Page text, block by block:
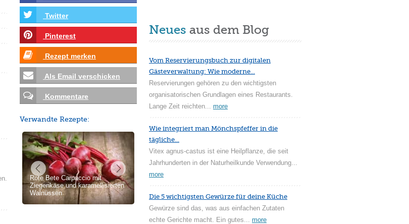
Twitter
Pinterest
Rezept merken
Als Email verschicken
Kommentare
Verwandte Rezepte:
Rote Bete Carpaccio mit
Ziegenkäse und karamellisierten
Walnüssen
Neues aus dem Blog
Vom Reservierungsbuch zur digitalen
Gästeverwaltung: Wie moderne...
Reservierungen gehören zu den wichtigsten
organisatorischen Grundlagen eines Restaurants.
Lange Zeit reichten... more
Wie integriert man Mönchspfeffer in die
tägliche...
Vitex agnus-castus ist eine Heilpflanze, die seit
Jahrhunderten in der Naturheilkunde Verwendung...
more
Die 5 wichtigsten Gewürze für deine Küche
Gewürze sind das, was aus einfachen Zutaten
echte Gerichte macht. Ein gutes... more